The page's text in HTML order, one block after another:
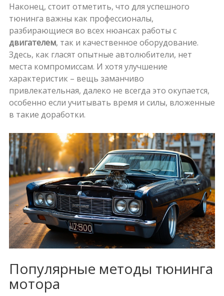
Наконец, стоит отметить, что для успешного
тюнинга важны как профессионалы,
разбирающиеся во всех нюансах работы с
двигателем, так и качественное оборудование.
Здесь, как гласят опытные автолюбители, нет
места компромиссам. И хотя улучшение
характеристик – вещь заманчиво
привлекательная, далеко не всегда это окупается,
особенно если учитывать время и силы, вложенные
в такие доработки.
Популярные методы тюнинга
мотора